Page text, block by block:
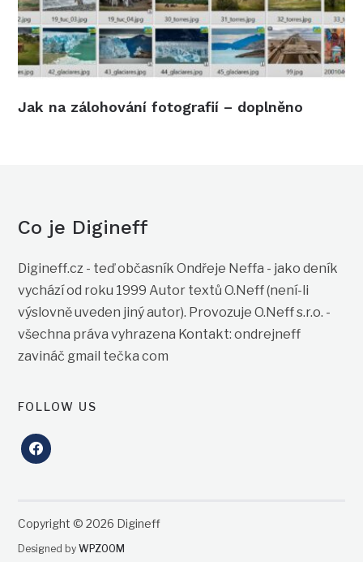
Jak na zálohování fotografií – doplněno
Co je Digineff
Digineff.cz - teď občasník Ondřeje Neffa - jako deník
vychází od roku 1999 Autor textů O.Neff (není-li
výslovně uveden jiný autor). Provozuje O.Neff s.r.o. -
všechna práva vyhrazena Kontakt: ondrejneff
zavináč gmail tečka com
FOLLOW US
facebook
Copyright © 2026 Digineff
Designed byWPZOOM